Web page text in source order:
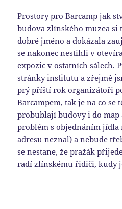
Prostory pro Barcamp jak
budova zlínského muzea si
dobré jméno a dokázala
se nakonec nestihli v
expozic v ostatních sálech.
stránky institutu a zřejmě
prý příští rok organizátoři
Barcampem, tak je na co se
probublají budovy i do map
problém s objednáním jídla
adresu neznal) a nebude
se nestane, že pražák
radí zlínskému řidiči, kudy